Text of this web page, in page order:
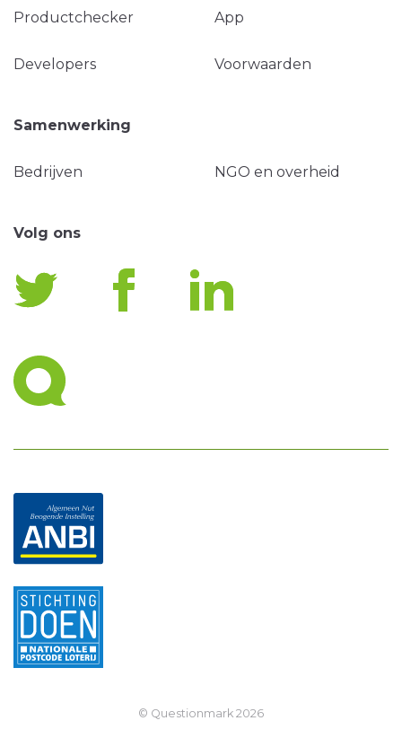
Productchecker App
Developers Voorwaarden
Samenwerking
Bedrijven NGO en overheid
Volg ons
© Questionmark 2026